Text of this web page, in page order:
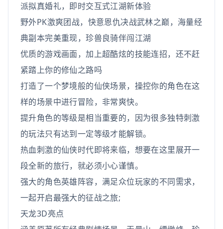
派拟真婚礼，即时交互式江湖新体验
野外PK激爽团战，快意恩仇决战武林之巅，海量经
典副本完美重现，珍兽良骑伴闯江湖
优质的游戏画面，加上超酷炫的技能连招，还不赶
紧踏上你的修仙之路吗
打造了一个梦境般的仙侠场景，操控你的角色在这
样的场景中进行冒险，非常爽快。
提升角色的等级是相当重要的，因为很多独特刺激
的玩法只有达到一定等级才能解锁。
热血刺激的仙侠时代即将来临，想要在这里展开一
段全新的旅行，就必须小心谨慎。
强大的角色英雄阵容，满足众位玩家的不同需求，
一起开启最强大的征战之旅;
天龙3D亮点